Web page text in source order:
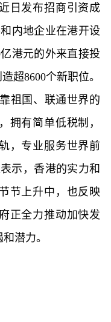
发布招商引资成
内地企业在港开设
港元的外来直接投
超8600个新职位。
祖国、联通世界的
拥有简单低税制，
，专业服务世界前
示，香港的实力和
节上升中，也反映
正全力推动加快发
潜力。